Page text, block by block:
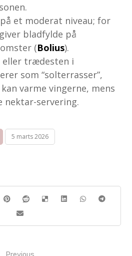
et moderat niveau; for
bladfylde på
(Bolius).
trædesten i
som “solterrasser”,
varme vingerne, mens
nektar-servering.
5 marts 2026